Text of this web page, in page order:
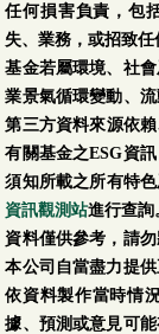
任何損害負責，包
失、業務，或招致任
基金若屬環境、社
業景氣循環變動、
第三方資料來源依
有關基金之ESG資
須知所載之所有特
資訊觀測站進行查詢
資料僅供參考，請
本公司自當盡力提
依資料製作當時情
據、預測或意見可